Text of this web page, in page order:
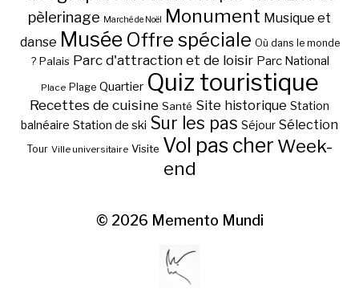
pèlerinage Marché de Noël Monument Musique et
danse Musée Offre spéciale Où dans le monde
? Palais Parc d'attraction et de loisir Parc National
Place Plage Quartier Quiz touristique
Recettes de cuisine Santé Site historique Station
balnéaire Station de ski Sur les pas Séjour Sélection
Tour Ville universitaire Visite Vol pas cher Week-
end
© 2026 Memento Mundi